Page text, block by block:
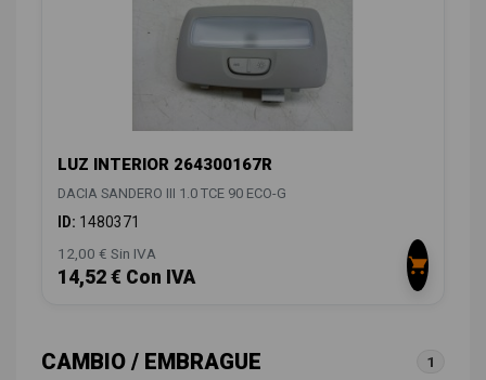
LUZ INTERIOR 264300167R
DACIA SANDERO III 1.0 TCE 90 ECO-G
ID: 1480371
12,00 € Sin IVA
14,52 € Con IVA
CAMBIO / EMBRAGUE 1